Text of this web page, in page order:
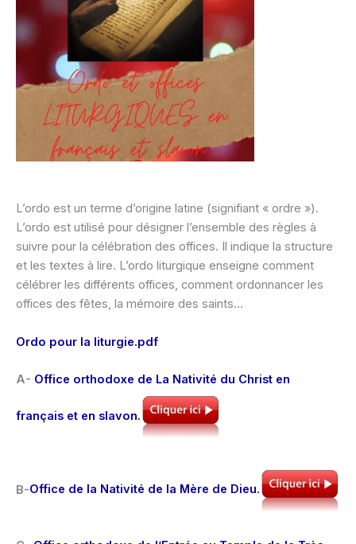
L’ordo est un terme d’origine latine (signifiant « ordre »).
L’ordo est utilisé pour désigner l’ensemble des règles à
suivre pour la célébration des offices. Il indique la structure
et les textes à lire. L’ordo liturgique enseigne comment
célébrer les différents offices, comment ordonnancer les
offices des fêtes, la mémoire des saints…
Ordo pour la liturgie.pdf
A- Office orthodoxe de La Nativité du Christ en
français et en slavon.
B-Office de la Nativité de la Mère de Dieu.